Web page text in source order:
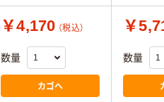
￥4,170 （税込）
数量
カゴへ
￥
数量